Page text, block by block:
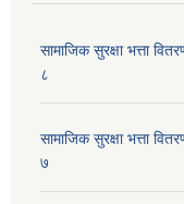
सामाजिक सुरक्षा भत्ता
८
सामाजिक सुरक्षा भत्ता
७